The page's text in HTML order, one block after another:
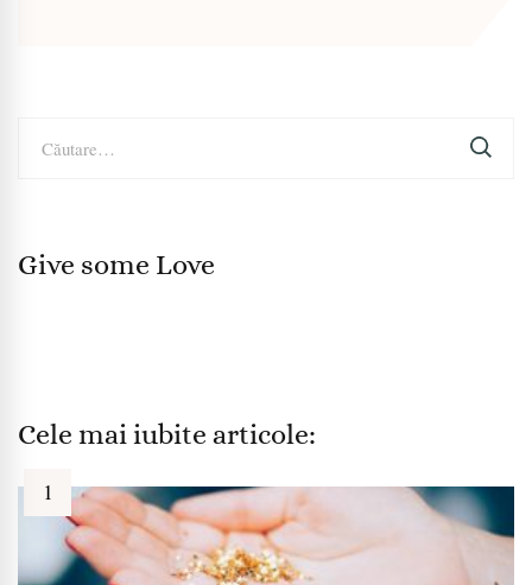
după:
Give some Love
Cele mai iubite articole: